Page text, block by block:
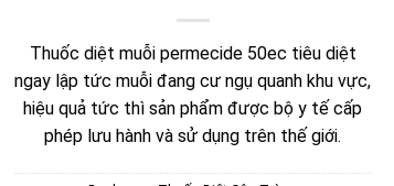
Thuốc diệt muỗi permecide 50ec tiêu diệt
ngay lập tức muỗi đang cư ngụ quanh khu vực,
hiệu quả tức thì sản phẩm được bộ y tế cấp
phép lưu hành và sử dụng trên thế giới.